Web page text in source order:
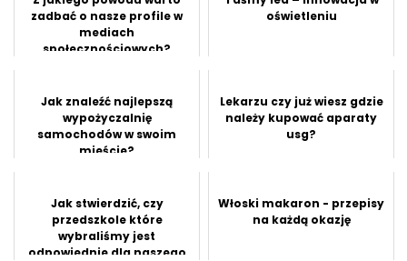
zadbać o nasze profile w
mediach
społecznościowych?
oświetleniu
Jak znaleźć najlepszą
wypożyczalnię
samochodów w swoim
mieście?
Lekarzu czy już wiesz gdzie
należy kupować aparaty
usg?
Jak stwierdzić, czy
przedszkole które
wybraliśmy jest
odpowiednie dla naszego
Włoski makaron - przepisy
na każdą okazję